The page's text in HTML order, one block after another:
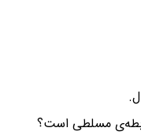
مسلطی است؟